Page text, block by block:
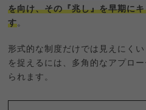
を向け、その『兆し』を早期に
す。
形式的な制度だけでは見えにく
を捉えるには、多角的なアプロ
られます。